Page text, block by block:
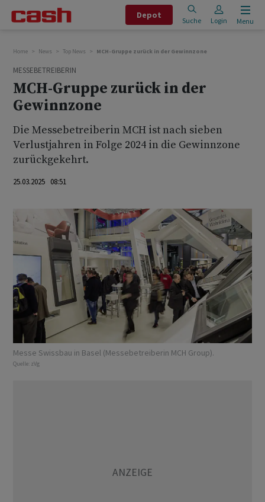
Depot
Suche Login Menu
Home News Top News MCH-Gruppe zurück in der Gewinnzone
MESSEBETREIBERIN
MCH-Gruppe zurück in der
Gewinnzone
Die Messebetreiberin MCH ist nach sieben
Verlustjahren in Folge 2024 in die Gewinnzone
zurückgekehrt.
25.03.2025 08:51
Messe Swissbau in Basel (Messebetreiberin MCH Group).
Quelle: zVg